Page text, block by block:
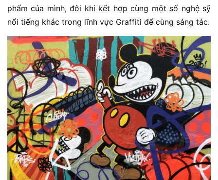
phẩm của mình, đôi khi kết hợp cùng một số nghệ sỹ
nổi tiếng khác trong lĩnh vực Graffiti để cùng sáng tác.